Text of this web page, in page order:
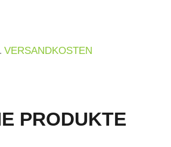
VERSANDKOSTEN
PRODUKTE